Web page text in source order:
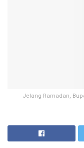
Jelang Ramadan,